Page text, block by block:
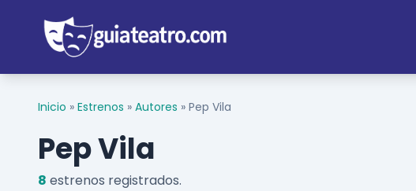
Inicio » Estrenos » Autores » Pep Vila
Pep Vila
8 estrenos registrados.